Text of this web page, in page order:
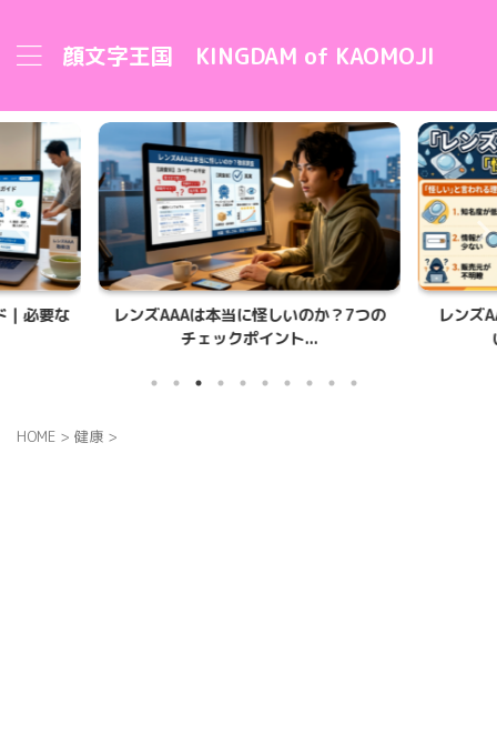
顔文字王国 KINGDAM of KAOMOJI
｜必要な
レンズAAAは本当に怪しいのか？7つの
チェックポイント...
レンズ
HOME > 健康 >